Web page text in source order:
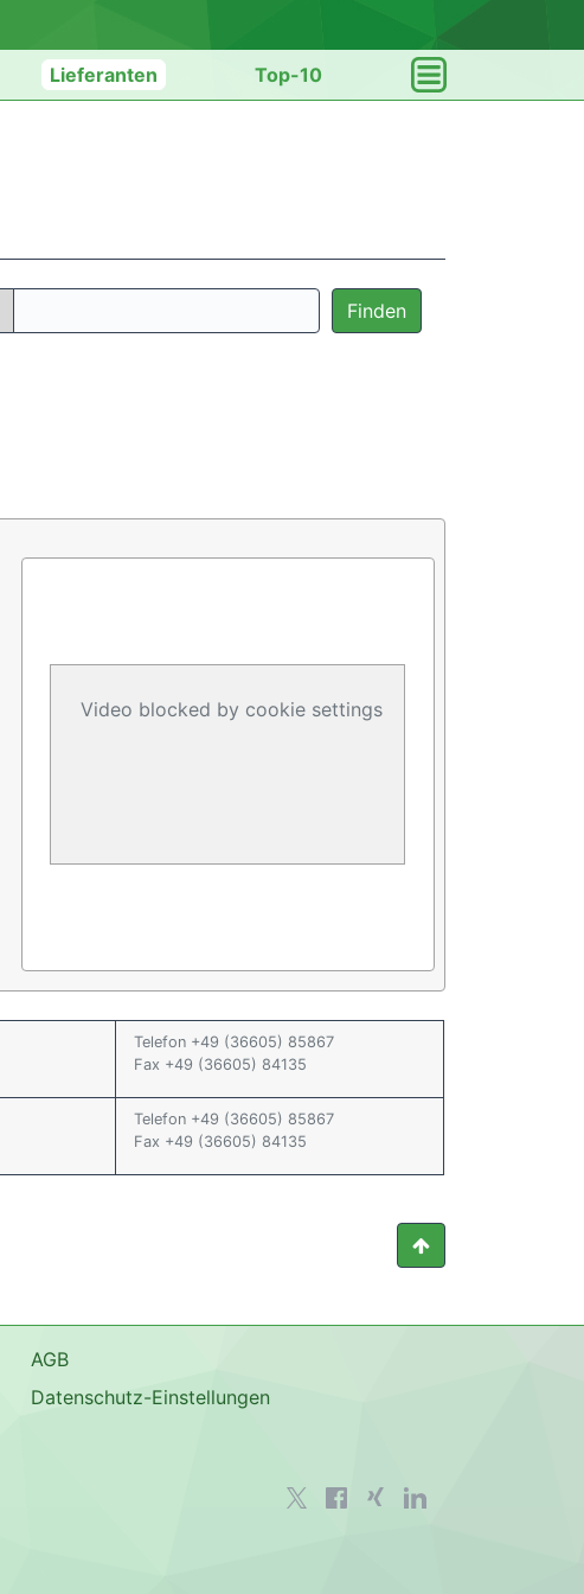
Lieferanten Top-10
Finden
Video blocked by cookie settings
Telefon +49 (36605) 85867
Fax +49 (36605) 84135
Telefon +49 (36605) 85867
Fax +49 (36605) 84135
AGB
Datenschutz-Einstellungen